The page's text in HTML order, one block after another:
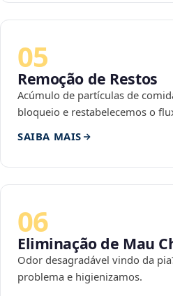
05
Remoção de Restos
Acúmulo de partículas de
bloqueio e restabelecemos o
SAIBA MAIS
06
Eliminação de Mau
Odor desagradável vindo da
problema e higienizamos.